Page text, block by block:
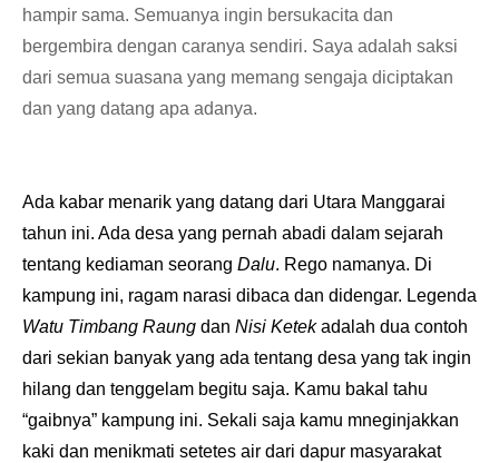
hampir sama. Semuanya ingin bersukacita dan
bergembira dengan caranya sendiri. Saya adalah saksi
dari semua suasana yang memang sengaja diciptakan
dan yang datang apa adanya.
Ada kabar menarik yang datang dari Utara Manggarai
tahun ini. Ada desa yang pernah abadi dalam sejarah
tentang kediaman seorang Dalu. Rego namanya. Di
kampung ini, ragam narasi dibaca dan didengar. Legenda
Watu Timbang Raung dan Nisi Ketekadalah dua contoh
dari sekian banyak yang ada tentang desa yang tak ingin
hilang dan tenggelam begitu saja. Kamu bakal tahu
“gaibnya” kampung ini. Sekali saja kamu mneginjakkan
kaki dan menikmati setetes air dari dapur masyarakat